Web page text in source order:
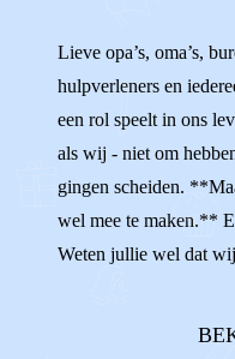
SLECHT PRATEN
Lieve opa’s, oma’s,
hulpverleners en
een rol speelt in ons
als wij - niet om
gingen scheiden.
wel mee te maken.**
Weten jullie wel dat